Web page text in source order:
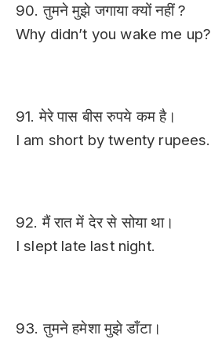
90. तुमने मुझे जगाया क्यों नहीं ?
Why didn’t you wake me up?
91. मेरे पास बीस रुपये कम है।
I am short by twenty rupees.
92. मैं रात में देर से सोया था।
I slept late last night.
93. तुमने हमेशा मुझे डाँटा।